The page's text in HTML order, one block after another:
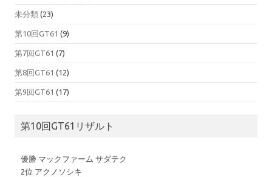
未分類 (23)
第10回GT61 (9)
第7回GT61 (7)
第8回GT61 (12)
第9回GT61 (17)
第10回GT61リザルト
優勝 マックファーム サダテク
2位 アクノソシキ